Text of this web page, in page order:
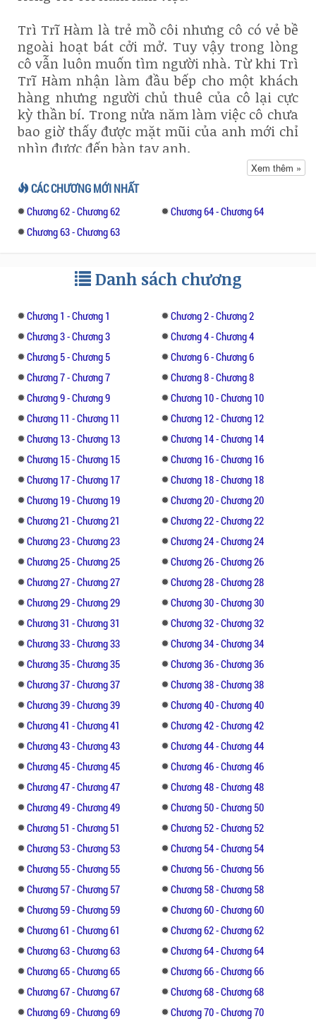
Trì Trĩ Hàm là trẻ mồ côi nhưng cô có vẻ bề
ngoài hoạt bát cởi mở. Tuy vậy trong lòng
cô vẫn luôn muốn tìm người nhà. Từ khi Trì
Trĩ Hàm nhận làm đầu bếp cho một khách
hàng nhưng người chủ thuê của cô lại cực
kỳ thần bí. Trong nửa năm làm việc cô chưa
bao giờ thấy được mặt mũi của anh mới chỉ
nhìn được đến bàn tay anh.
Cho đến một ngày, cuối cùng cô cũng đã có
thể gặp mặt chủ nhà thần bí bấy lâu. Tuy
lần đầu gặp không được như ý cho lắm. “Lúc
đưa cơm thì mắt cá chân bị nắm lấy người
nằm trên sàn nhà, sắc mặt tái nhợt, hơi thở
mong manh. Khuôn mặt đầy tai họa kia
khuôn mặt vô cùng đẹp đẽ…Chủ thuê của
cô….”
Hai người tưởng chừng như hoàn toàn đối
lập nhau, dần dần lại hiểu nhau, sưởi ấm
cho nhau. Thái độ lạc quan tích cực hướng
về phía trước của Trì Trĩ Hàm đã khiến cho
Tề Trình vốn mắc căn bệnh sợ giao tiếp dần
dần thoát khỏi cảm xúc chán đời. Trong thời
gian họ ở bện nhau tình yêu cũng lớn lên.
Câu chuyện có nội dung ấm áp,nhẹ nhang,
chủ yếu xoay quanh quá trình trị bệnh,
dùng đồ ăn ngon để chiến thắng cảm xúc
tiêu cực.
Xem thêm »
CÁC CHƯƠNG MỚI NHẤT
Chương 62 - Chương 62
Chương 64 - Chương 64
Chương 63 - Chương 63
Danh sách chương
Chương 1 - Chương 1
Chương 2 - Chương 2
Chương 3 - Chương 3
Chương 4 - Chương 4
Chương 5 - Chương 5
Chương 6 - Chương 6
Chương 7 - Chương 7
Chương 8 - Chương 8
Chương 9 - Chương 9
Chương 10 - Chương 10
Chương 11 - Chương 11
Chương 12 - Chương 12
Chương 13 - Chương 13
Chương 14 - Chương 14
Chương 15 - Chương 15
Chương 16 - Chương 16
Chương 17 - Chương 17
Chương 18 - Chương 18
Chương 19 - Chương 19
Chương 20 - Chương 20
Chương 21 - Chương 21
Chương 22 - Chương 22
Chương 23 - Chương 23
Chương 24 - Chương 24
Chương 25 - Chương 25
Chương 26 - Chương 26
Chương 27 - Chương 27
Chương 28 - Chương 28
Chương 29 - Chương 29
Chương 30 - Chương 30
Chương 31 - Chương 31
Chương 32 - Chương 32
Chương 33 - Chương 33
Chương 34 - Chương 34
Chương 35 - Chương 35
Chương 36 - Chương 36
Chương 37 - Chương 37
Chương 38 - Chương 38
Chương 39 - Chương 39
Chương 40 - Chương 40
Chương 41 - Chương 41
Chương 42 - Chương 42
Chương 43 - Chương 43
Chương 44 - Chương 44
Chương 45 - Chương 45
Chương 46 - Chương 46
Chương 47 - Chương 47
Chương 48 - Chương 48
Chương 49 - Chương 49
Chương 50 - Chương 50
Chương 51 - Chương 51
Chương 52 - Chương 52
Chương 53 - Chương 53
Chương 54 - Chương 54
Chương 55 - Chương 55
Chương 56 - Chương 56
Chương 57 - Chương 57
Chương 58 - Chương 58
Chương 59 - Chương 59
Chương 60 - Chương 60
Chương 61 - Chương 61
Chương 62 - Chương 62
Chương 63 - Chương 63
Chương 64 - Chương 64
Chương 65 - Chương 65
Chương 66 - Chương 66
Chương 67 - Chương 67
Chương 68 - Chương 68
Chương 69 - Chương 69
Chương 70 - Chương 70